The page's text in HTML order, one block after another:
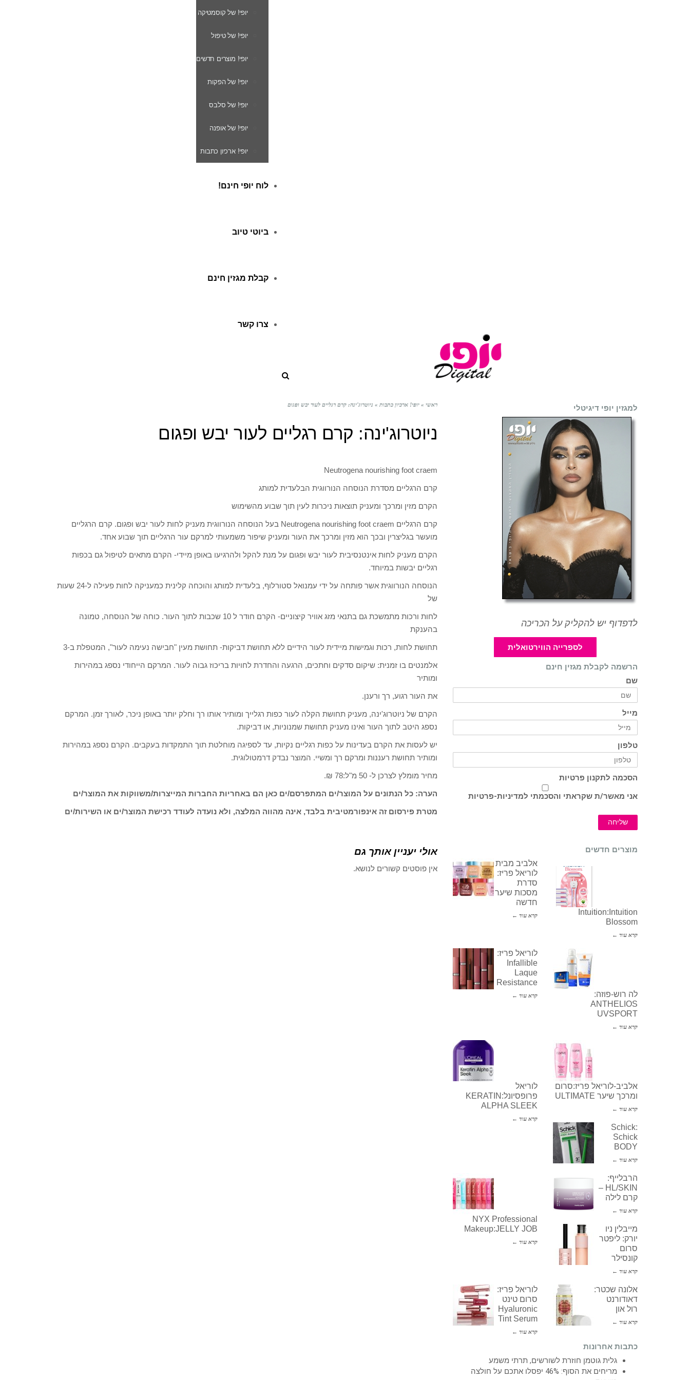
יופי! של קוסמטיקה
יופי! של טיפול
יופי! מוצרים חדשים
יופי! של הפקות
יופי! של סלבס
יופי! של אופנה
יופי! ארכיון כתבות
לוח יופי חינם!
ביוטי טיוב
קבלת מגזין חינם
צרו קשר
ראשי » יופי! ארכיון כתבות » ניוטרוג'ינה: קרם רגליים לעור יבש ופגום
ניוטרוג'ינה: קרם רגליים לעור יבש ופגום
Neutrogena nourishing foot craem
קרם הרגליים מסדרת הנוסחה הנורווגית הבלעדית למותג
הקרם מזין ומרכך ומעניק תוצאות ניכרות לעין תוך שבוע מהשימוש
קרם הרגליים Neutrogena nourishing foot craem בעל הנוסחה הנורווגית מעניק לחות לעור יבש ופגום. קרם הרגליים
מועשר בגליצרין ובכך הוא מזין ומרכך את העור ומעניק שיפור משמעותי למרקם עור הרגליים תוך שבוע אחד.
הקרם מעניק לחות אינטנסיבית לעור יבש ופגום על מנת להקל ולהרגיעו באופן מיידי- הקרם מתאים לטיפול גם בכפות
רגליים יבשות במיוחד.
הנוסחה הנורווגית אשר פותחה על ידי עמנואל סטורלוף, בלעדית למותג והוכחה קלינית כמעניקה לחות פעילה ל-24 שעות
של
לחות ורכות מתמשכת גם בתנאי מזג אוויר קיצוניים- הקרם חודר ל 10 שכבות לתוך העור. כוחה של הנוסחה, טמונה
בהענקת
תחושת לחות, רכות וגמישות מיידית לעור הידיים ללא תחושת דביקות- תחושת מעין "חבישה נעימה לעור", המטפלת ב-3
אלמנטים בו זמנית: שיקום סדקים וחתכים, הרגעה והחדרת לחויות בריכוז גבוה לעור. המרקם הייחודי נספג במהירות
ומותיר
את העור רגוע, רך ורענן.
הקרם של ניוטרוג'ינה, מעניק תחושת הקלה לעור כפות רגלייך ומותיר אותו רך וחלק יותר באופן ניכר, לאורך זמן. המרקם
נספג היטב לתוך העור ואינו מעניק תחושת שמנוניות, או דביקות.
יש לעסות את הקרם בעדינות על כפות רגליים נקיות, עד לספיגה מוחלטת תוך התמקדות בעקבים. הקרם נספג במהירות
ומותיר תחושת רעננות ומרקם רך ומשיי. המוצר נבדק דרמטולוגית.
מחיר מומלץ לצרכן ל- 50 מ"ל:78 ₪.
הערה: כל הנתונים על המוצר/ים המתפרסם/ים כאן הם באחריות החברות המייצרות/משווקות את המוצר/ים
מטרת פירסום זה אינפורמטיבית בלבד, אינה מהווה המלצה, ולא נועדה לעודד רכישת המוצר/ים או השירות/ים
אולי יעניין אותך גם
אין פוסטים קשורים לנושא.
למגזין יופי דיגיטלי
לדפדוף יש להקליק על הכריכה
לספרייה הווירטואלית
הרשמה לקבלת מגזין חינם
שם
מייל
טלפון
הסכמה לתקנון פרטיות
אני מאשר/ת שקראתי והסכמתי למדיניות-פרטיות
שליחה
מוצרים חדשים
אלביב מבית
לוריאל פריז:
סדרת
מסכות שיער
חדשה
קרא עוד ←
Intuition:Intuition
Blossom
קרא עוד ←
לוריאל פריז:
Infallible
Laque
Resistance
קרא עוד ←
לה רוש-פוזה:
ANTHELIOS
UVSPORT
קרא עוד ←
לוריאל
פרופסיונל:KERATIN
ALPHA SLEEK
קרא עוד ←
אלביב-לוריאל פריז:סרום
ומרכך שיער ULTIMATE
קרא עוד ←
Schick:
Schick
BODY
קרא עוד ←
NYX Professional
Makeup:JELLY JOB
קרא עוד ←
הרבלייף:
HL/SKIN –
קרם לילה
קרא עוד ←
מייבלין ניו
יורק: ליפטר
סרום
קונסילר
קרא עוד ←
לוריאל פריז:
סרום טינט
Hyaluronic
Tint Serum
קרא עוד ←
אלונה שכטר:
דאודורנט
רול און
קרא עוד ←
כתבות אחרונות
גלית גוטמן חוזרת לשורשים, תרתי משמע
מריחים את הסוף: 46% יפסלו אתכם על חולצה